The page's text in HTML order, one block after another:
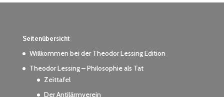
Seitenübersicht
Willkommen bei der Theodor Lessing Edition
Theodor Lessing – Philosophie als Tat
Zeittafel
Der Antilärmverein